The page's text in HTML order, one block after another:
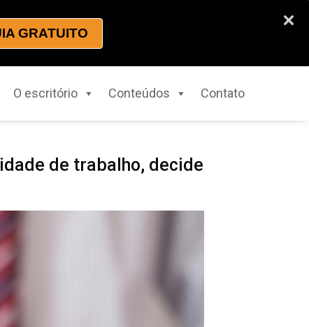
GRATUITO
O escritório Conteúdos Contato
de trabalho, decide